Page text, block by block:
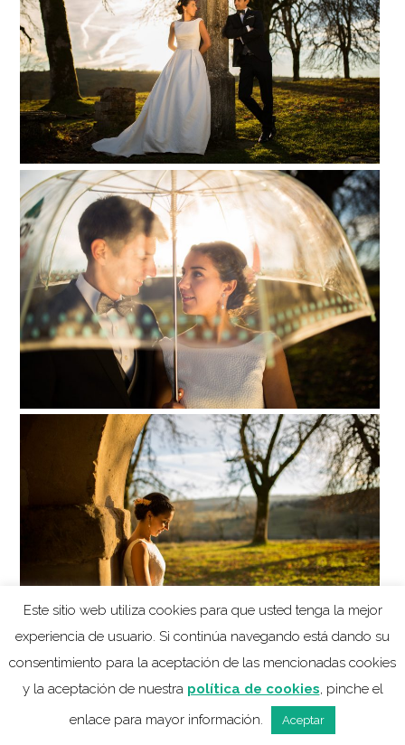
Este sitio web utiliza cookies para que usted tenga la mejor
experiencia de usuario. Si continúa navegando está dando su
consentimiento para la aceptación de las mencionadas cookies
y la aceptación de nuestra política de cookies, pinche el
enlace para mayor información.
Aceptar